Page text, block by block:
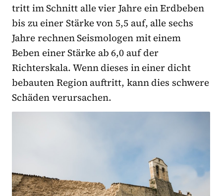
tritt im Schnitt alle vier Jahre ein Erdbeben
bis zu einer Stärke von 5,5 auf, alle sechs
Jahre rechnen Seismologen mit einem
Beben einer Stärke ab 6,0 auf der
Richterskala. Wenn dieses in einer dicht
bebauten Region auftritt, kann dies schwere
Schäden verursachen.